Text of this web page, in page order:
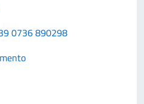
0736 890298